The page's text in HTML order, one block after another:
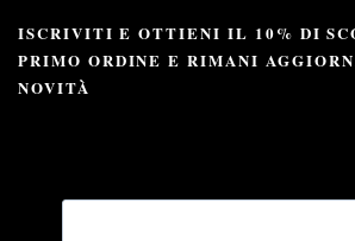
ISCRIVITI E OTTIENI IL 10% DI
PRIMO ORDINE E RIMANI
NOVITÀ